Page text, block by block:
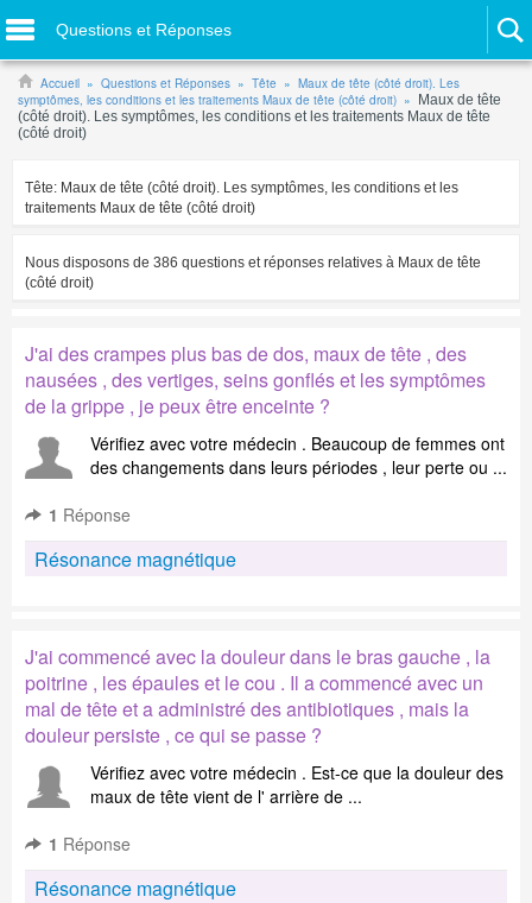
Questions et Réponses
Accueil Questions et Réponses Tête
Maux de tête (côté droit). Les
symptômes, les conditions et les traitements Maux de tête (côté droit)
Maux de tête
(côté droit). Les symptômes, les conditions et les traitements Maux de tête
(côté droit)
Tête: Maux de tête (côté droit). Les symptômes, les conditions et les
traitements Maux de tête (côté droit)
Nous disposons de 386 questions et réponses relatives à Maux de tête
(côté droit)
J'ai des crampes plus bas de dos, maux de tête , des
nausées , des vertiges, seins gonflés et les symptômes
de la grippe , je peux être enceinte ?
Vérifiez avec votre médecin . Beaucoup de femmes ont
des changements dans leurs périodes , leur perte ou ...
1 Réponse
Résonance magnétique
J'ai commencé avec la douleur dans le bras gauche , la
poitrine , les épaules et le cou . Il a commencé avec un
mal de tête et a administré des antibiotiques , mais la
douleur persiste , ce qui se passe ?
Vérifiez avec votre médecin . Est-ce que la douleur des
maux de tête vient de l' arrière de ...
1 Réponse
Résonance magnétique